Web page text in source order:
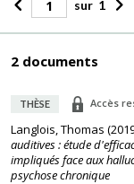
sur 1
2 documents
THÈSE Accès
Langlois, Thomas (
auditives : étude
impliqués face aux
psychose chronique